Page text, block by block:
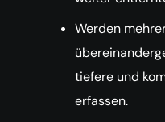
Werden
tiefere und
erfassen.